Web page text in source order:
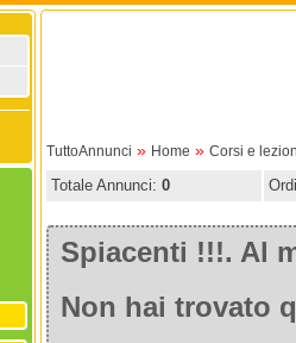
TuttoAnnunci » Home » Corsi e
Totale Annunci: 0
Spiacenti !!!. Al
Non hai trovato